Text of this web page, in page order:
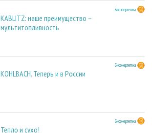
Биоэнергетика
KABLITZ: наше преимущество –
мультитопливность
Биоэнергетика
KOHLBACH. Теперь и в России
Биоэнергетика
Тепло и сухо!